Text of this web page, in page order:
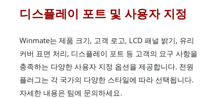
디스플레이 포트 및 사용자 지정
Winmate는 제품 크기, 고객 로고, LCD 패널 밝기, 유리
커버 표면 처리, 디스플레이 포트 등 고객의 요구 사항을
충족하는 다양한 사용자 지정 옵션을 제공합니다. 전원
플러그는 각 국가의 다양한 스타일에 따라 선택됩니다.
자세한 내용은 팀에 문의하세요.